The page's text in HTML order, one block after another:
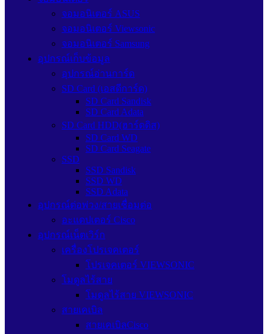
จอมอนิเตอร์ ASUS
จอมอนิเตอร์ Viewsonic
จอมอนิเตอร์ Samsung
อุปกรณ์เก็บข้อมูล
อุปกรณ์อ่านการ์ด
SD Card (เอสดีการ์ด)
SD Card Sandisk
SD Card Adata
SD Card HDD(ฮาร์ดดิส)
SD Card WD
SD Card Seagate
SSD
SSD Sandisk
SSD WD
SSD Adata
อุปกรณ์ต่อพ่วง/สายเชื่อมต่อ
อะแดปเตอร์ Cisco
อุปกรณ์เน็ตเวิร์ก
เครื่องโปรเจคเตอร์
โปรเจคเตอร์ VIEWSONIC
โมดูลไร้สาย
โมดูลไร้สาย VIEWSONIC
สายเคเบิล
สายเคเบิลCisco